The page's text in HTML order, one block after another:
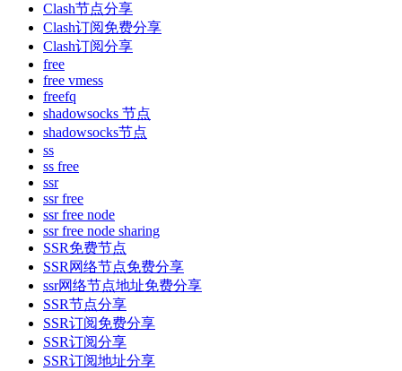
Clash节点分享
Clash订阅免费分享
Clash订阅分享
free
free vmess
freefq
shadowsocks 节点
shadowsocks节点
ss
ss free
ssr
ssr free
ssr free node
ssr free node sharing
SSR免费节点
SSR网络节点免费分享
ssr网络节点地址免费分享
SSR节点分享
SSR订阅免费分享
SSR订阅分享
SSR订阅地址分享